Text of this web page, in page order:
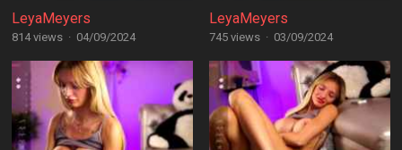
LeyaMeyers
814 views · 04/09/2024
LeyaMeyers
745 views · 03/09/2024